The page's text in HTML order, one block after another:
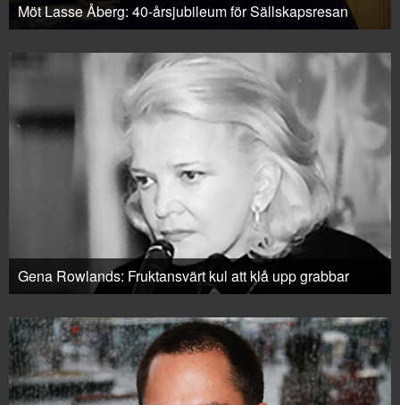
Möt Lasse Åberg: 40-årsjubileum för Sällskapsresan
Gena Rowlands: Fruktansvärt kul att klå upp grabbar